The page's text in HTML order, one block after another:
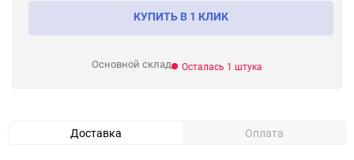
КУПИТЬ В 1 КЛИК
Основной склад Осталась 1 штука
Доставка Оплата